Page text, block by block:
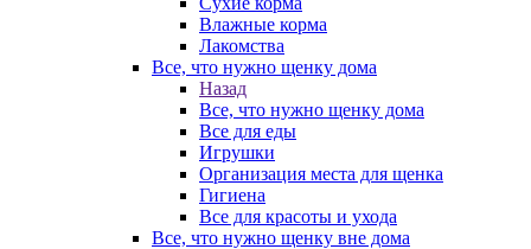
Влажные корма
Лакомства
Все, что нужно щенку дома
Назад
Все, что нужно щенку дома
Все для еды
Игрушки
Организация места для щенка
Гигиена
Все для красоты и ухода
Все, что нужно щенку вне дома